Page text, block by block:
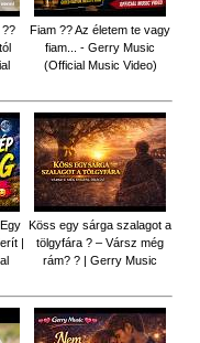
Fiam ?‍? Az életem te vagy
fiam... - Gerry Music
(Official Music Video)
|
Köss egy sárga szalagot a
tölgyfára ?️ – Vársz még
rám? ? | Gerry Music